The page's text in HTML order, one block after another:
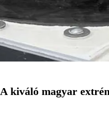
A kiváló magyar